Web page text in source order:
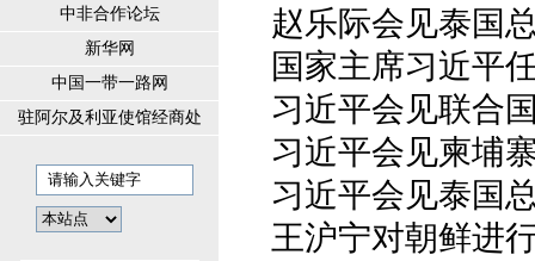
中非合作论坛
新华网
中国一带一路网
驻阿尔及利亚使馆经商处
赵乐际会见泰国
国家主席习近平
习近平会见联合
习近平会见柬埔
习近平会见泰国
王沪宁对朝鲜进